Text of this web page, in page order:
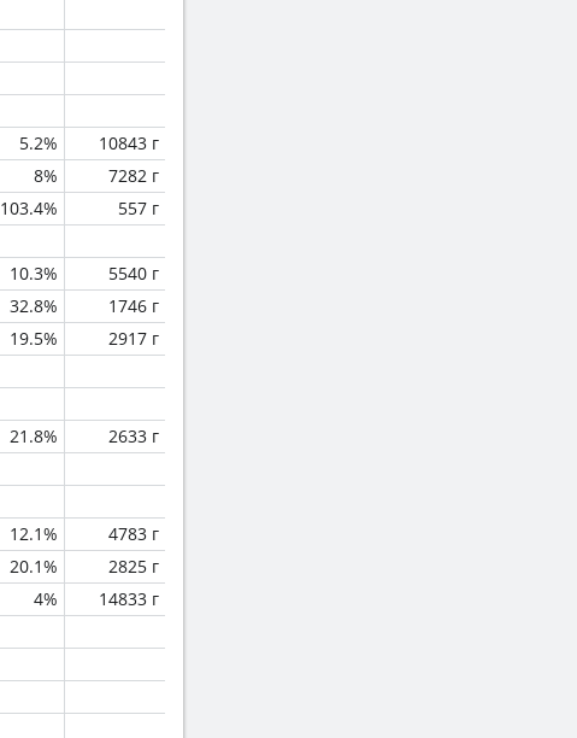
5.2%
10843 г
8%
7282 г
103.4%
557 г
10.3%
5540 г
32.8%
1746 г
19.5%
2917 г
21.8%
2633 г
12.1%
4783 г
20.1%
2825 г
4%
14833 г